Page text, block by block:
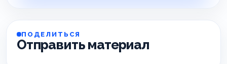
ПОДЕЛИТЬСЯ
Отправить материал